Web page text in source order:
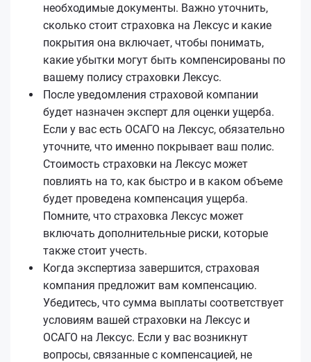
необходимые документы. Важно уточнить,
сколько стоит страховка на Лексус и какие
покрытия она включает, чтобы понимать,
какие убытки могут быть компенсированы по
вашему полису страховки Лексус.
После уведомления страховой компании
будет назначен эксперт для оценки ущерба.
Если у вас есть ОСАГО на Лексус, обязательно
уточните, что именно покрывает ваш полис.
Стоимость страховки на Лексус может
повлиять на то, как быстро и в каком объеме
будет проведена компенсация ущерба.
Помните, что страховка Лексус может
включать дополнительные риски, которые
также стоит учесть.
Когда экспертиза завершится, страховая
компания предложит вам компенсацию.
Убедитесь, что сумма выплаты соответствует
условиям вашей страховки на Лексус и
ОСАГО на Лексус. Если у вас возникнут
вопросы, связанные с компенсацией, не